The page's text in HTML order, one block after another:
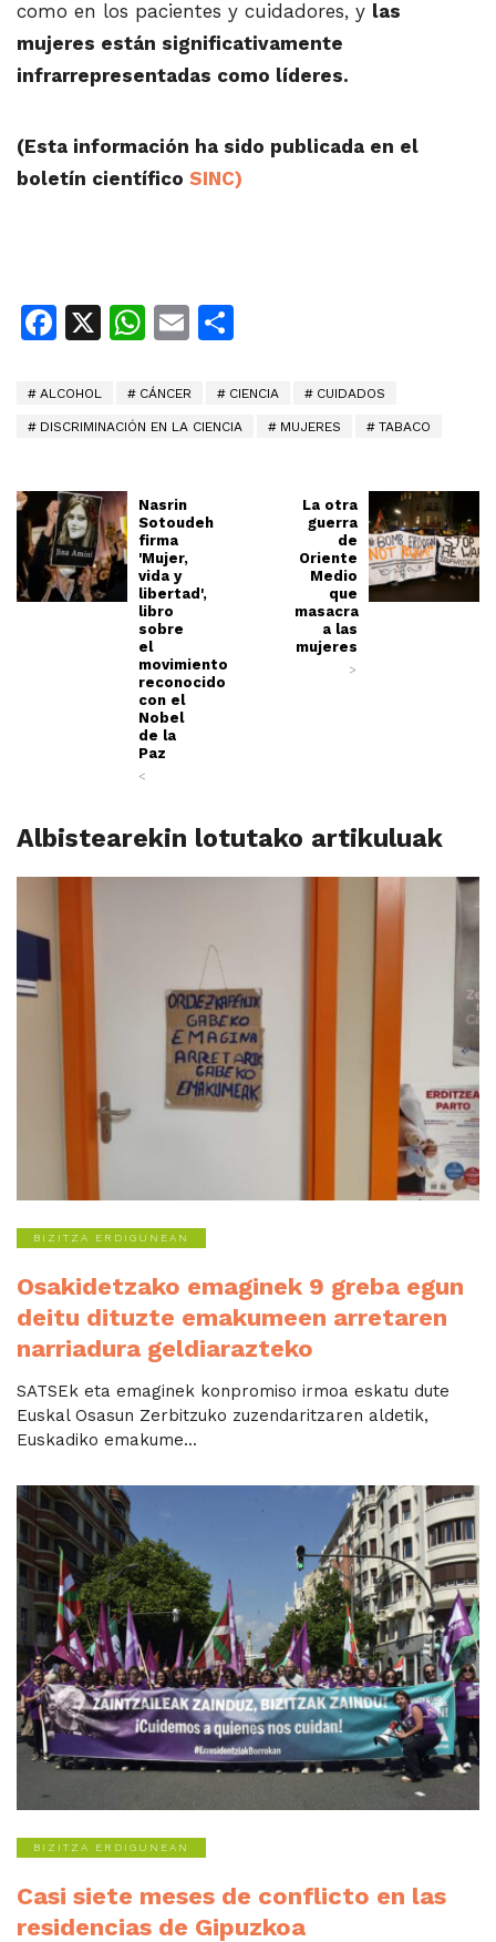
como en los pacientes y cuidadores, y las
mujeres están significativamente
infrarrepresentadas como líderes.
(Esta información ha sido publicada en el
boletín científico SINC)
Facebook
X WhatsApp
Email
ALCOHOL CÁNCER CIENCIA CUIDADOS
DISCRIMINACIÓN EN LA CIENCIA MUJERES TABACO
Nasrin
Sotoudeh
firma
'Mujer,
vida y
libertad',
libro
sobre
el
movimiento
reconocido
con el
Nobel
de la
Paz
<
La otra
guerra
de
Oriente
Medio
que
masacra
a las
mujeres
>
Albistearekin lotutako artikuluak
BIZITZA ERDIGUNEAN
Osakidetzako emaginek 9 greba egun
deitu dituzte emakumeen arretaren
narriadura geldiarazteko
SATSEk eta emaginek konpromiso irmoa eskatu dute
Euskal Osasun Zerbitzuko zuzendaritzaren aldetik,
Euskadiko emakume...
BIZITZA ERDIGUNEAN
Casi siete meses de conflicto en las
residencias de Gipuzkoa